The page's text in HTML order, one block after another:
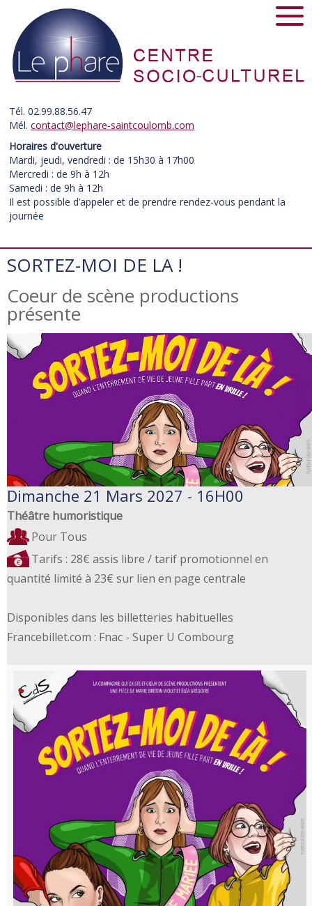
Tél. 02.99.88.56.47
Mél.contact@lephare-saintcoulomb.com
Horaires d'ouverture
Mardi, jeudi, vendredi : de 15h30 à 17h00
Mercredi : de 9h à 12h
Samedi : de 9h à 12h
Il est possible d’appeler et de prendre rendez-vous pendant la
journée
SORTEZ-MOI DE LA !
Coeur de scène productions
présente
Dimanche 21 Mars 2027 - 16H00
Théâtre humoristique
Pour Tous
Tarifs : 28€ assis libre / tarif promotionnel en
quantité limité à 23€ sur lien en page centrale
Disponibles dans les billetteries habituelles
Francebillet.com : Fnac - Super U Combourg